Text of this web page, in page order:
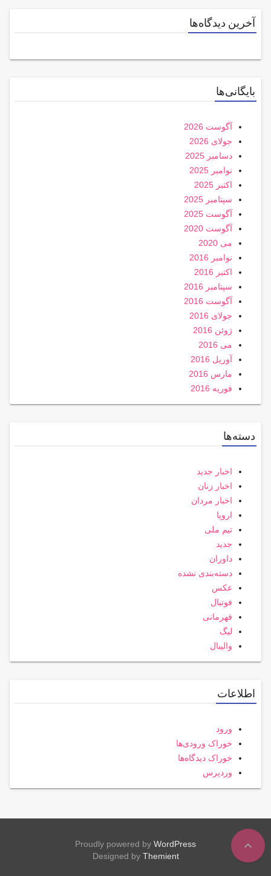
expand_less
آخرین دیدگاه‌ها
بایگانی‌ها
آگوست 2026
جولای 2026
دسامبر 2025
نوامبر 2025
اکتبر 2025
سپتامبر 2025
آگوست 2025
آگوست 2020
می 2020
نوامبر 2016
اکتبر 2016
سپتامبر 2016
آگوست 2016
جولای 2016
ژوئن 2016
می 2016
آوریل 2016
مارس 2016
فوریه 2016
دسته‌ها
اخبار جدید
اخبار زنان
اخبار مردان
اروپا
تیم ملی
جدید
داوران
دسته‌بندی نشده
عکس
فوتبال
قهرمانی
لیگ
والیبال
اطلاعات
ورود
خوراک ورودی‌ها
خوراک دیدگاه‌ها
وردپرس
Proudly powered by WordPress
Designed by Themient